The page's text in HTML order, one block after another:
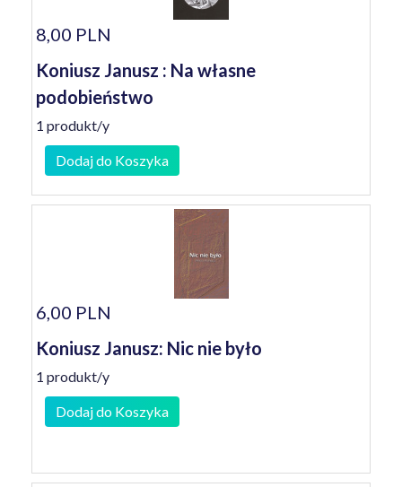
8,00 PLN
Koniusz Janusz : Na własne
podobieństwo
1 produkt/y
Dodaj do Koszyka
6,00 PLN
Koniusz Janusz: Nic nie było
1 produkt/y
Dodaj do Koszyka